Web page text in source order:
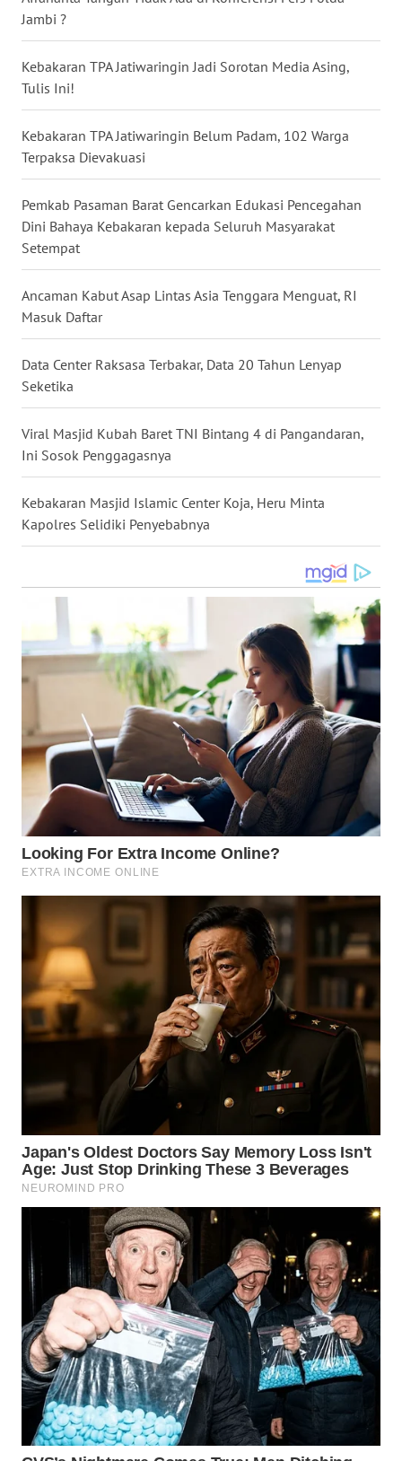
Jambi ?
Kebakaran TPA Jatiwaringin Jadi Sorotan Media Asing,
Tulis Ini!
Kebakaran TPA Jatiwaringin Belum Padam, 102 Warga
Terpaksa Dievakuasi
Pemkab Pasaman Barat Gencarkan Edukasi Pencegahan
Dini Bahaya Kebakaran kepada Seluruh Masyarakat
Setempat
Ancaman Kabut Asap Lintas Asia Tenggara Menguat, RI
Masuk Daftar
Data Center Raksasa Terbakar, Data 20 Tahun Lenyap
Seketika
Viral Masjid Kubah Baret TNI Bintang 4 di Pangandaran,
Ini Sosok Penggagasnya
Kebakaran Masjid Islamic Center Koja, Heru Minta
Kapolres Selidiki Penyebabnya
WN
NUSANTARA
WN
JOGJA
WN
WN
BALI
KALTENG
KALTARA
KALSEL
SULSEL
WN
SULUT
MALUKU
WN
DAIRI
WN
DANAU
WN
WN
LANGKAT
TAPANULI
SELATAN
WN
TANJUNG
LESUNG
WN
KARO